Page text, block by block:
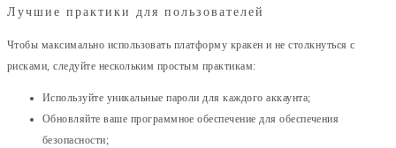
Лучшие практики для пользователей
Чтобы максимально использовать платформу кракен и не столкнуться с
рисками, следуйте нескольким простым практикам:
Используйте уникальные пароли для каждого аккаунта;
Обновляйте ваше программное обеспечение для обеспечения
безопасности;